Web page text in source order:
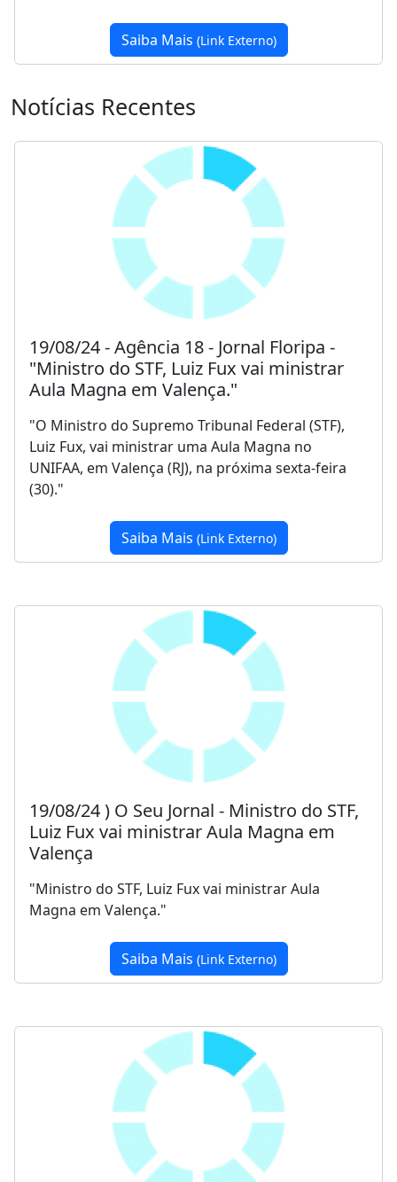
Saiba Mais (Link Externo)
Notícias Recentes
19/08/24 - Agência 18 - Jornal Floripa -
"Ministro do STF, Luiz Fux vai ministrar
Aula Magna em Valença."
"O Ministro do Supremo Tribunal Federal (STF),
Luiz Fux, vai ministrar uma Aula Magna no
UNIFAA, em Valença (RJ), na próxima sexta-feira
(30)."
Saiba Mais (Link Externo)
19/08/24 ) O Seu Jornal - Ministro do STF,
Luiz Fux vai ministrar Aula Magna em
Valença
"Ministro do STF, Luiz Fux vai ministrar Aula
Magna em Valença."
Saiba Mais (Link Externo)